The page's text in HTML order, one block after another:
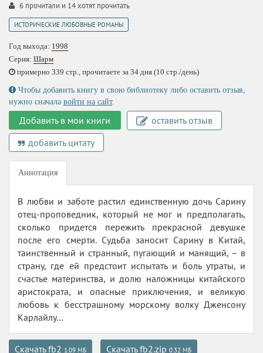
6 прочитали и 14хотят прочитать
ИСТОРИЧЕСКИЕ ЛЮБОВНЫЕ РОМАНЫ
Год выхода: 1998
Серия: Шарм
примерно 339 стр., прочитаете за 34 дня (10 стр./день)
Чтобы добавить книгу в свою библиотеку либо оставить отзыв,
нужно сначала войти на сайт.
Добавить в мои книги
оставить отзыв
добавить цитату
Аннотация
В любви и заботе растил единственную дочь Сарину
отец-проповедник, который не мог и предполагать,
сколько придется пережить прекрасной девушке
после его смерти. Судьба заносит Сарину в Китай,
таинственный и странный, пугающий и манящий, – в
страну, где ей предстоит испытать и боль утраты, и
счастье материнства, и долю наложницы китайского
аристократа, и опасные приключения, и великую
любовь к бесстрашному морскому волку Дженсону
Карлайлу…
Скачать fb2 1.09 МБ Скачать fb2.zip 0.32 МБ